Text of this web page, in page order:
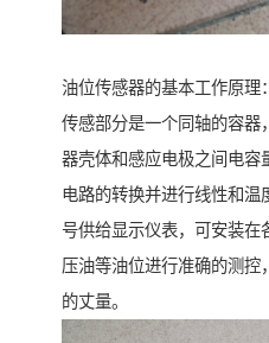
油位传感器的基本工作原理：
传感部分是一个同轴的容器
器壳体和感应电极之间电容
电路的转换并进行线性和温
号供给显示仪表，可安装在
压油等油位进行准确的测控
的丈量。